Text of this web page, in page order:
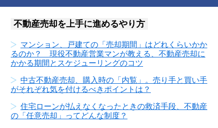
不動産売却を上手に進めるやり方
マンション、戸建ての「売却期間」はどれくらいかか
るのか？ 現役不動産営業マンが教える、不動産売却に
かかる期間とスケジューリングのコツ
中古不動産売却、購入時の「内覧」。売り手と買い手
がそれぞれ気を付けるべきポイントは？
住宅ローンが払えなくなったときの救済手段、不動産
の「任意売却」ってどんな制度？